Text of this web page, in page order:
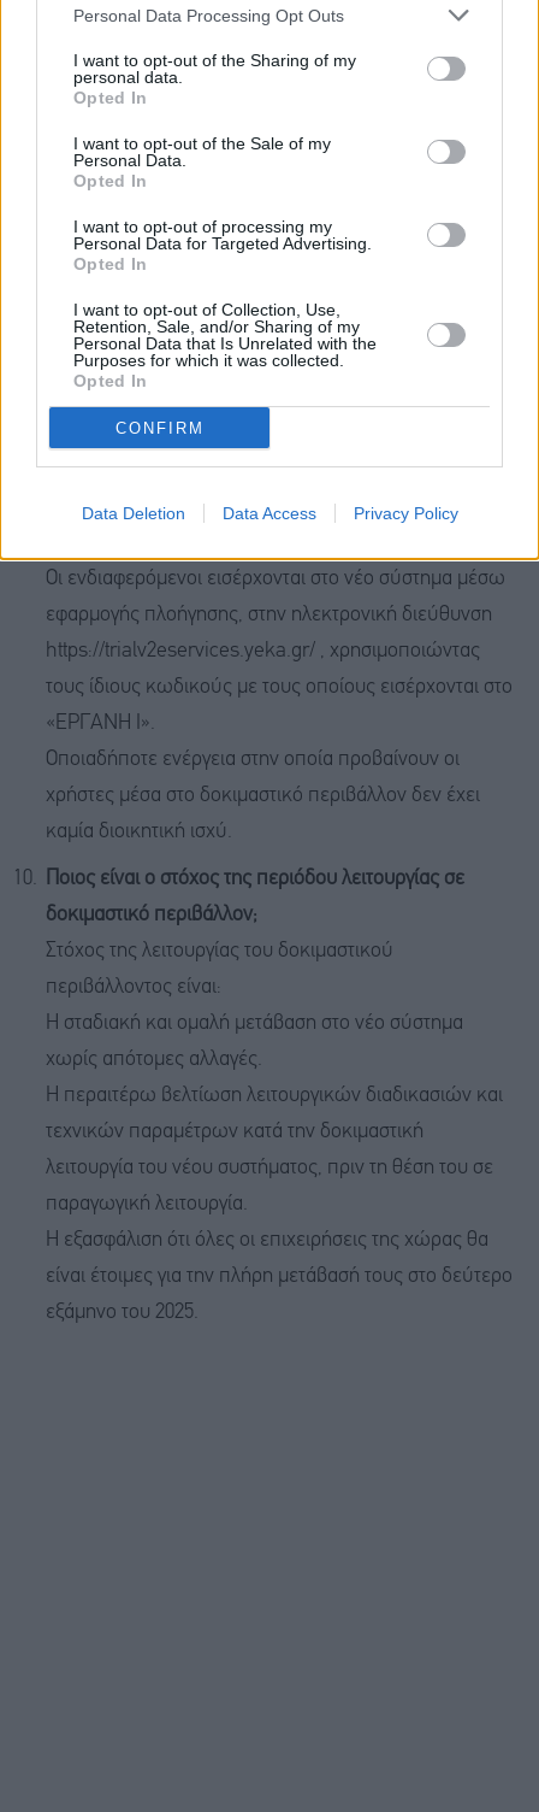
Personal Data Processing Opt Outs
I want to opt-out of the Sharing of my
personal data.
Opted In
I want to opt-out of the Sale of my
Personal Data.
Opted In
I want to opt-out of processing my
Personal Data for Targeted Advertising.
Opted In
I want to opt-out of Collection, Use,
Retention, Sale, and/or Sharing of my
Personal Data that Is Unrelated with the
Purposes for which it was collected.
Opted In
CONFIRM
Data Deletion Data Access Privacy Policy
διαρκέσει μέχρι τη διάθεσή του σε παραγωγική
λειτουργία.
Με αυτό τον τρόπο δίνεται εύλογος χρόνος
προκειμένου οι επιχειρήσεις και οι ενδιαφερόμενοι
επαγγελματίες να εξοικειωθούν με τον τρόπο
διασφαλίσουν εγκαίρως τη συμβατότητα των
πληροφοριακών τους συστημάτων με το «ΕΡΓΑΝΗ ΙΙ»
πριν την έναρξη της παραγωγικής λειτουργίας του.
Σημειώνεται ότι μέχρι το νέο σύστημα να τεθεί σε
πλήρη παραγωγική λειτουργία, οι επιχειρήσεις
συνεχίζουν να χρησιμοποιούν κανονικά το λειτουργικό
Πώς μπορώ να εισέλθω στο νέο δοκιμαστικό
Οι ενδιαφερόμενοι εισέρχονται στο νέο σύστημα μέσω
εφαρμογής πλοήγησης, στην ηλεκτρονική διεύθυνση
https://trialv2eservices.yeka.gr/ , χρησιμοποιώντας
τους ίδιους κωδικούς με τους οποίους εισέρχονται στο
«ΕΡΓΑΝΗ Ι».
Οποιαδήποτε ενέργεια στην οποία προβαίνουν οι
χρήστες μέσα στο δοκιμαστικό περιβάλλον δεν έχει
καμία διοικητική ισχύ.
Ποιος είναι ο στόχος της περιόδου λειτουργίας σε
δοκιμαστικό περιβάλλον;
Στόχος της λειτουργίας του δοκιμαστικού
περιβάλλοντος είναι:
Η σταδιακή και ομαλή μετάβαση στο νέο σύστημα
χωρίς απότομες αλλαγές.
Η περαιτέρω βελτίωση λειτουργικών διαδικασιών και
τεχνικών παραμέτρων κατά την δοκιμαστική
λειτουργία του νέου συστήματος, πριν τη θέση του σε
παραγωγική λειτουργία.
Η εξασφάλιση ότι όλες οι επιχειρήσεις της χώρας θα
είναι έτοιμες για την πλήρη μετάβασή τους στο δεύτερο
εξάμηνο του 2025.